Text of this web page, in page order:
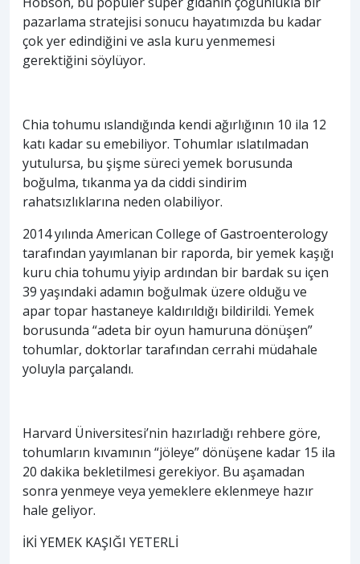
pazarlama stratejisi sonucu hayatımızda bu kadar
çok yer edindiğini ve asla kuru yenmemesi
gerektiğini söylüyor.
Chia tohumu ıslandığında kendi ağırlığının 10 ila 12
katı kadar su emebiliyor. Tohumlar ıslatılmadan
yutulursa, bu şişme süreci yemek borusunda
boğulma, tıkanma ya da ciddi sindirim
rahatsızlıklarına neden olabiliyor.
2014 yılında American College of Gastroenterology
tarafından yayımlanan bir raporda, bir yemek kaşığı
kuru chia tohumu yiyip ardından bir bardak su içen
39 yaşındaki adamın boğulmak üzere olduğu ve
apar topar hastaneye kaldırıldığı bildirildi. Yemek
borusunda “adeta bir oyun hamuruna dönüşen”
tohumlar, doktorlar tarafından cerrahi müdahale
yoluyla parçalandı.
Harvard Üniversitesi’nin hazırladığı rehbere göre,
tohumların kıvamının “jöleye” dönüşene kadar 15 ila
20 dakika bekletilmesi gerekiyor. Bu aşamadan
sonra yenmeye veya yemeklere eklenmeye hazır
hale geliyor.
İKİ YEMEK KAŞIĞI YETERLİ